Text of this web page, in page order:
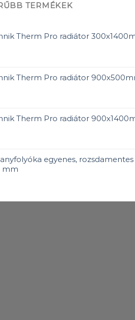
TERMÉKEK
Therm Pro radiátor
Therm Pro radiátor
Therm Pro radiátor
egyenes,
mm